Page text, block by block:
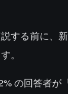
する前に、
。
の回答者が